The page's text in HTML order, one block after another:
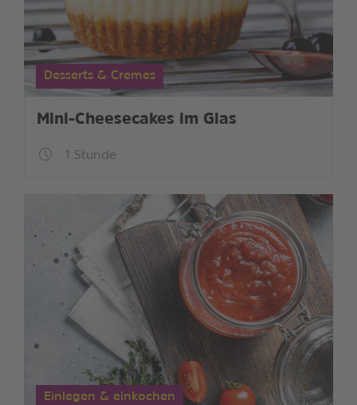
Desserts & Cremes
Mini-Cheesecakes im Glas
1 Stunde
Einlegen & einkochen